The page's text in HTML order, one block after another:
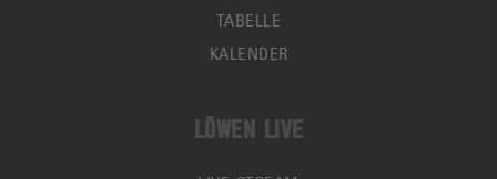
TABELLE
KALENDER
LÖWEN LIVE